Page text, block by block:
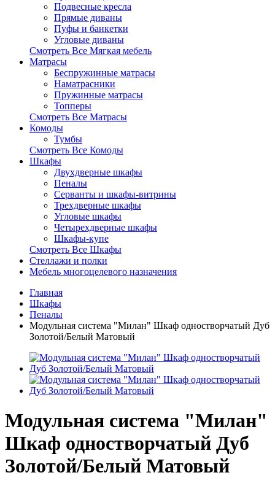
Подвесные кресла
Прямые диваны
Пуфы и банкетки
Угловые диваны
Смотреть Все Мягкая мебель
Матрасы
Беспружинные матрасы
Наматрасники
Пружинные матрасы
Топперы
Смотреть Все Матрасы
Комоды
Тумбы
Смотреть Все Комоды
Шкафы
Двухдверные шкафы
Пеналы
Серванты и шкафы-витрины
Трехдверные шкафы
Угловые шкафы
Четырехдверные шкафы
Шкафы-купе
Смотреть Все Шкафы
Стеллажи и полки
Мебель многоцелевого назначения
Главная
Шкафы
Пеналы
Модульная система "Милан" Шкаф одностворчатый Дуб
Золотой/Белый Матовый
Модульная система "Милан"
Шкаф одностворчатый Дуб
Золотой/Белый Матовый